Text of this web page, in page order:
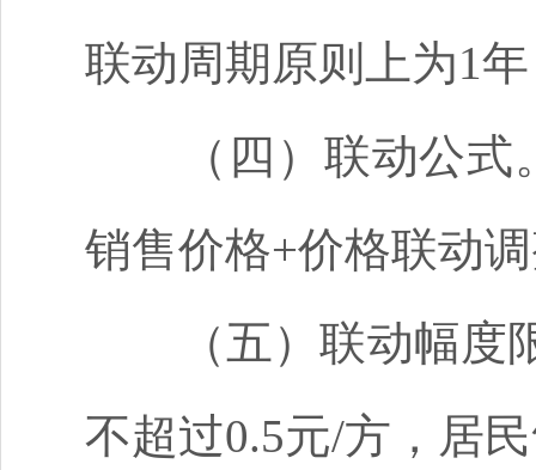
联动周期原则上为1
（四）联动公
销售价格+价格联动
（五）联动幅度
不超过0.5元/方，居